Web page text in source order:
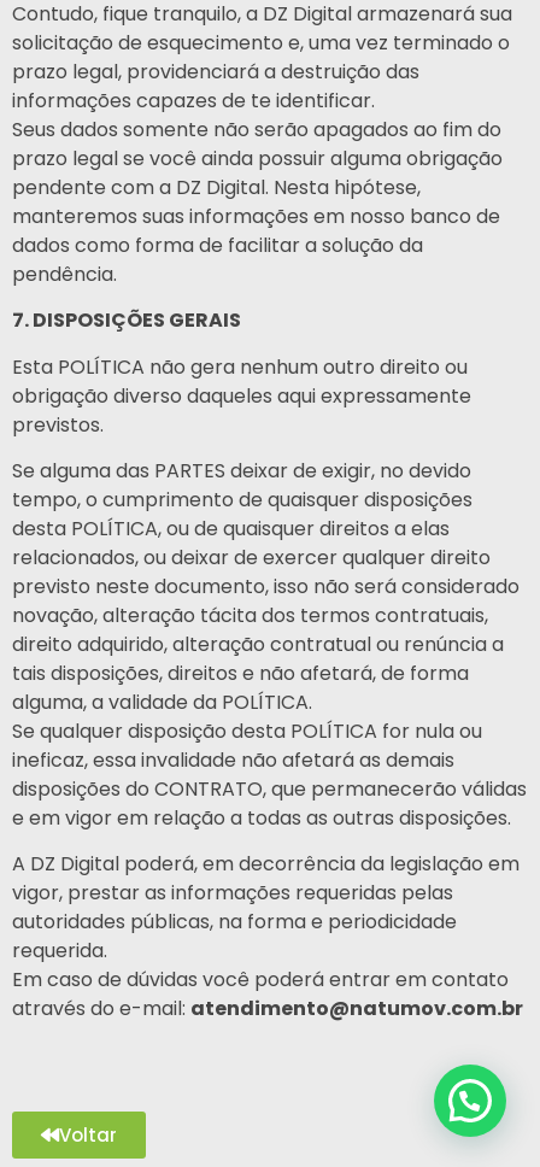
Contudo, fique tranquilo, a DZ Digital armazenará sua
solicitação de esquecimento e, uma vez terminado o
prazo legal, providenciará a destruição das
informações capazes de te identificar.
Seus dados somente não serão apagados ao fim do
prazo legal se você ainda possuir alguma obrigação
pendente com a DZ Digital. Nesta hipótese,
manteremos suas informações em nosso banco de
dados como forma de facilitar a solução da
pendência.
7. DISPOSIÇÕES GERAIS
Esta POLÍTICA não gera nenhum outro direito ou
obrigação diverso daqueles aqui expressamente
previstos.
Se alguma das PARTES deixar de exigir, no devido
tempo, o cumprimento de quaisquer disposições
desta POLÍTICA, ou de quaisquer direitos a elas
relacionados, ou deixar de exercer qualquer direito
previsto neste documento, isso não será considerado
novação, alteração tácita dos termos contratuais,
direito adquirido, alteração contratual ou renúncia a
tais disposições, direitos e não afetará, de forma
alguma, a validade da POLÍTICA.
Se qualquer disposição desta POLÍTICA for nula ou
ineficaz, essa invalidade não afetará as demais
disposições do CONTRATO, que permanecerão válidas
e em vigor em relação a todas as outras disposições.
A DZ Digital poderá, em decorrência da legislação em
vigor, prestar as informações requeridas pelas
autoridades públicas, na forma e periodicidade
requerida.
Em caso de dúvidas você poderá entrar em contato
através do e-mail: atendimento@natumov.com.br
Voltar